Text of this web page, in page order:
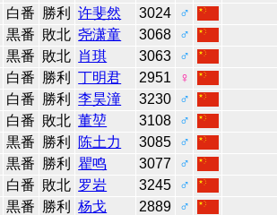
白番 勝利 许斐然 3024
♂
黒番 敗北 尧潇童 3068
♂
黒番 敗北 肖琪 3063
♂
白番 勝利 丁明君 2951
♀
白番 勝利 李昊潼 3230
♂
白番 敗北 董堃 3108
♂
黒番 勝利 陈土力 3085
♂
黒番 勝利 瞿鸣 3077
♂
白番 敗北 罗岩 3245
♂
黒番 勝利 杨戈 2889
♂